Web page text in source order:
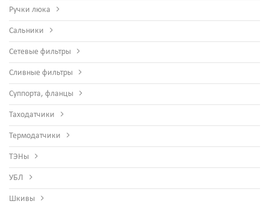
Ручки люка
Сальники
Сетевые фильтры
Сливные фильтры
Суппорта, фланцы
Таходатчики
Термодатчики
ТЭНы
УБЛ
Шкивы